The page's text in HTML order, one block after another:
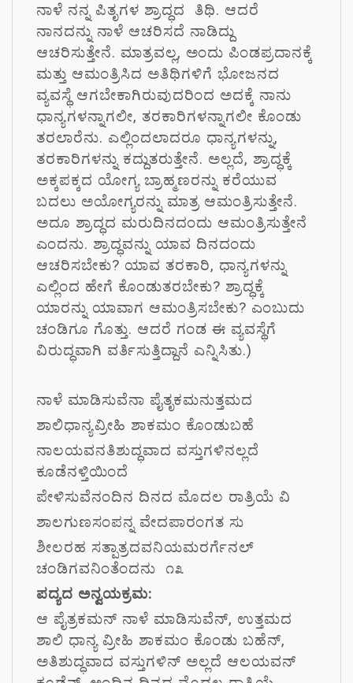
ನಾಳೆ ನನ್ನ ಪಿತೃಗಳ ಶ್ರಾದ್ಧದ ತಿಥಿ. ಆದರೆ
ನಾನದನ್ನು ನಾಳೆ ಆಚರಿಸದೆ ನಾಡಿದ್ದು
ಆಚರಿಸುತ್ತೇನೆ. ಮಾತ್ರವಲ್ಲ, ಅಂದು ಪಿಂಡಪ್ರದಾನಕ್ಕೆ
ಮತ್ತು ಆಮಂತ್ರಿಸಿದ ಅತಿಥಿಗಳಿಗೆ ಭೋಜನದ
ವ್ಯವಸ್ಥೆ ಆಗಬೇಕಾಗಿರುವುದರಿಂದ ಅದಕ್ಕೆ ನಾನು
ಧಾನ್ಯಗಳನ್ನಾಗಲೀ, ತರಕಾರಿಗಳನ್ನಾಗಲೀ ಕೊಂಡು
ತರಲಾರೆನು. ಎಲ್ಲಿಂದಲಾದರೂ ಧಾನ್ಯಗಳನ್ನು,
ತರಕಾರಿಗಳನ್ನು ಕದ್ದುತರುತ್ತೇನೆ. ಅಲ್ಲದೆ, ಶ್ರಾದ್ಧಕ್ಕೆ
ಅಕ್ಕಪಕ್ಕದ ಯೋಗ್ಯ ಬ್ರಾಹ್ಮಣರನ್ನು ಕರೆಯುವ
ಬದಲು ಅಯೋಗ್ಯರನ್ನು ಮಾತ್ರ ಆಮಂತ್ರಿಸುತ್ತೇನೆ.
ಅದೂ ಶ್ರಾದ್ಧದ ಮರುದಿನದಂದು ಆಮಂತ್ರಿಸುತ್ತೇನೆ
ಎಂದನು. ಶ್ರಾದ್ಧವನ್ನು ಯಾವ ದಿನದಂದು
ಆಚರಿಸಬೇಕು? ಯಾವ ತರಕಾರಿ, ಧಾನ್ಯಗಳನ್ನು
ಎಲ್ಲಿಂದ ಹೇಗೆ ಕೊಂಡುತರಬೇಕು? ಶ್ರಾದ್ಧಕ್ಕೆ
ಯಾರನ್ನು ಯಾವಾಗ ಆಮಂತ್ರಿಸಬೇಕು? ಎಂಬುದು
ಚಂಡಿಗೂ ಗೊತ್ತು. ಆದರೆ ಗಂಡ ಈ ವ್ಯವಸ್ಥೆಗೆ
ವಿರುದ್ಧವಾಗಿ ವರ್ತಿಸುತ್ತಿದ್ದಾನೆ ಎನ್ನಿಸಿತು.)
ನಾಳೆ ಮಾಡಿಸುವೆನಾ ಪೈತೃಕಮನುತ್ತಮದ
ಶಾಲಿಧಾನ್ಯವ್ರೀಹಿ ಶಾಕಮಂ ಕೊಂಡುಬಹೆ
ನಾಲಯವನತಿಶುದ್ಧವಾದ ವಸ್ತುಗಳಿನಲ್ಲದೆ
ಕೂಡೆನಳ್ತಿಯಿಂದೆ
ಪೇಳಿಸುವೆನಂದಿನ ದಿನದ ಮೊದಲ ರಾತ್ರಿಯೆ ವಿ
ಶಾಲಗುಣಸಂಪನ್ನ ವೇದಪಾರಂಗತ ಸು
ಶೀಲರಹ ಸತ್ಪಾತ್ರದವನಿಯಮರರ್ಗೆನಲ್
ಚಂಡಿಗವನಿಂತೆಂದನು ೧೩
ಪದ್ಯದ ಅನ್ವಯಕ್ರಮ:
ಆ ಪೈತ್ರಕಮನ್ ನಾಳೆ ಮಾಡಿಸುವೆನ್, ಉತ್ತಮದ
ಶಾಲಿ ಧಾನ್ಯ ವ್ರೀಹಿ ಶಾಕಮಂ ಕೊಂಡು ಬಹೆನ್,
ಅತಿಶುದ್ಧವಾದ ವಸ್ತುಗಳಿನ್ ಅಲ್ಲದೆ ಆಲಯವನ್